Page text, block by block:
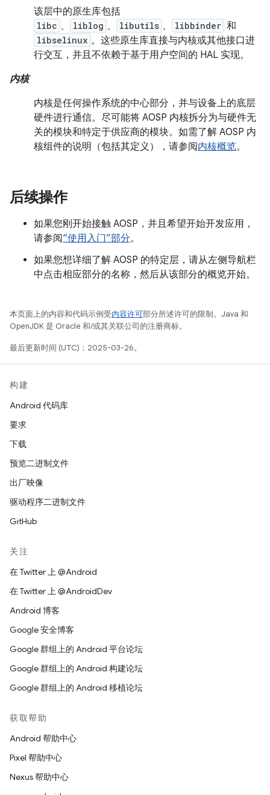
该层中的原生库包括
libc 、 liblog 、 libutils 、 libbinder 和
libselinux 。这些原生库直接与内核或其他接口进
行交互，并且不依赖于基于用户空间的 HAL 实现。
内核
内核是任何操作系统的中心部分，并与设备上的底层
硬件进行通信。尽可能将 AOSP 内核拆分为与硬件无
关的模块和特定于供应商的模块。如需了解 AOSP 内
核组件的说明（包括其定义），请参阅内核概览。
后续操作
如果您刚开始接触 AOSP，并且希望开始开发应用，
请参阅“使用入门”部分。
如果您想详细了解 AOSP 的特定层，请从左侧导航栏
中点击相应部分的名称，然后从该部分的概览开始。
本页面上的内容和代码示例受内容许可部分所述许可的限制。Java 和
OpenJDK 是 Oracle 和/或其关联公司的注册商标。
最后更新时间 (UTC)：2025-03-26。
构建
Android 代码库
要求
下载
预览二进制文件
出厂映像
驱动程序二进制文件
GitHub
关注
在 Twitter 上 @Android
在 Twitter 上 @AndroidDev
Android 博客
Google 安全博客
Google 群组上的 Android 平台论坛
Google 群组上的 Android 构建论坛
Google 群组上的 Android 移植论坛
获取帮助
Android 帮助中心
Pixel 帮助中心
Nexus 帮助中心